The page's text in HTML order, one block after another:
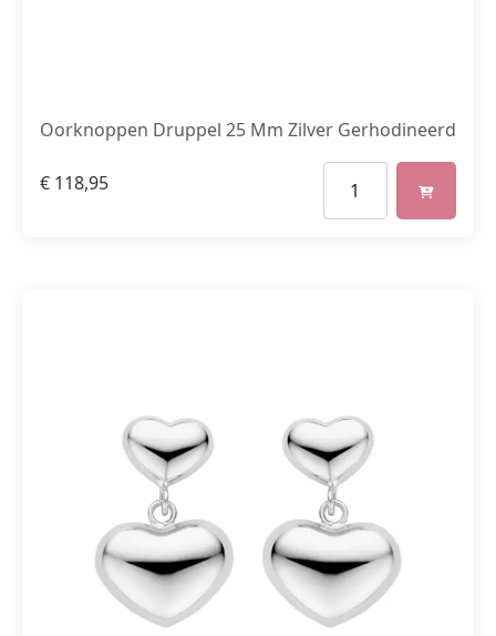
Oorknoppen Druppel 25 Mm Zilver Gerhodineerd
€ 118,95